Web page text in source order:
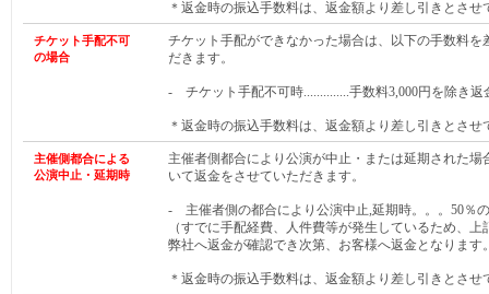
＊返金時の振込手数料は、返金額より差し引きとさせ
チケット手配不可
の場合
チケット手配ができなかった場合は、以下の手数料を
だきます。
- チケット手配不可時..............手数料3,000円を除き返
＊返金時の振込手数料は、返金額より差し引きとさせ
主催側都合による
公演中止・延期時
主催者側都合により公演が中止・または延期された
いて返金をさせていただきます。
- 主催者側の都合により公演中止,延期時。。。50％
（すでに手配経費、人件費等が発生しているため、
弊社へ返金が確認でき次第、お客様へ返金となります
＊返金時の振込手数料は、返金額より差し引きとさせ